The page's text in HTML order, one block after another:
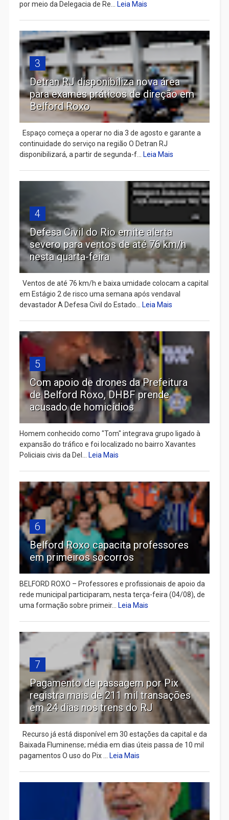
por meio da Delegacia de Re... Leia Mais
3
Detran RJ disponibiliza nova área
para exames práticos de direção em
Belford Roxo
Espaço começa a operar no dia 3 de agosto e garante a
continuidade do serviço na região O Detran RJ
disponibilizará, a partir de segunda-f...
Leia Mais
4
Defesa Civil do Rio emite alerta
severo para ventos de até 76 km/h
nesta quarta-feira
Ventos de até 76 km/h e baixa umidade colocam a capital
em Estágio 2 de risco uma semana após vendaval
devastador A Defesa Civil do Estado...
Leia Mais
5
Com apoio de drones da Prefeitura
de Belford Roxo, DHBF prende
acusado de homicídios
Homem conhecido como "Tom" integrava grupo ligado à
expansão do tráfico e foi localizado no bairro Xavantes
Policiais civis da Del...
Leia Mais
6
Belford Roxo capacita professores
em primeiros socorros
BELFORD ROXO – Professores e profissionais de apoio da
rede municipal participaram, nesta terça-feira (04/08), de
uma formação sobre primeir...
Leia Mais
7
Pagamento de passagem por Pix
registra mais de 211 mil transações
em 24 dias nos trens do RJ
Recurso já está disponível em 30 estações da capital e da
Baixada Fluminense; média em dias úteis passa de 10 mil
pagamentos O uso do Pix ...
Leia Mais